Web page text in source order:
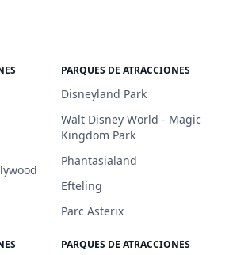
PARQUES DE ATRACCIONES
Disneyland Park
Walt Disney World - Magic
Kingdom Park
Phantasialand
Efteling
Parc Asterix
PARQUES DE ATRACCIONES